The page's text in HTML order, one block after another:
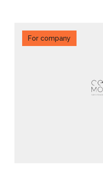
For company